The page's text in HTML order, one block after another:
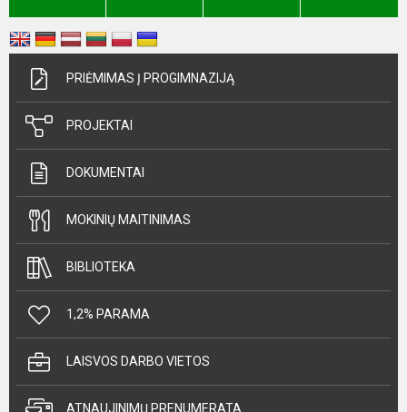
PRIĖMIMAS Į PROGIMNAZIJĄ
PROJEKTAI
DOKUMENTAI
MOKINIŲ MAITINIMAS
BIBLIOTEKA
1,2% PARAMA
LAISVOS DARBO VIETOS
ATNAUJINIMŲ PRENUMERATA